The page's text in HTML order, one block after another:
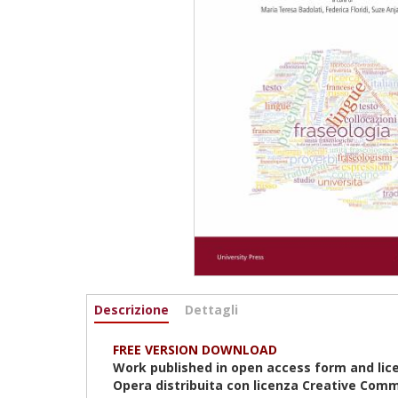
Informazioni
Descrizione (active
Dettagli
FREE VERSION DOWNLOAD
Work published in open access form and
Opera distribuita con licenza Creative